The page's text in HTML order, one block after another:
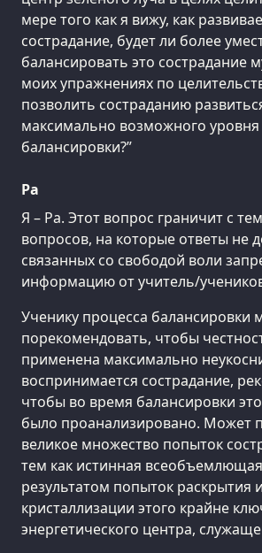
мере того как я вижу, как
сострадание, будет ли более
балансировать это сострадание
моих упражнениях по
позволить состраданию
максимально возможного уровня
балансировки?”
Ра
Я – Ра. Этот вопрос граничит с
вопросов, на которые ответы не
связанных со свободой воли
информацию от учитель/
Ученику процесса
порекомендовать, чтобы
применена максимально
воспринимается сострадание,
чтобы во время балансировки
было проанализировано. Может
великое множество попыток
тем как истинная
результатом попыток раскрытия и
кристаллизации этого крайне
энергетического центра,